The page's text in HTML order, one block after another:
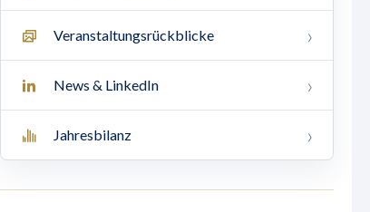
Veranstaltungsrückblicke
News & LinkedIn
Jahresbilanz